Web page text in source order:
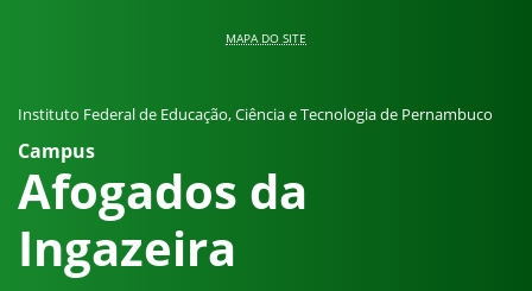
MAPA DO SITE
Instituto Federal de Educação, Ciência e Tecnologia de Pernambuco
Campus
Afogados da
Ingazeira